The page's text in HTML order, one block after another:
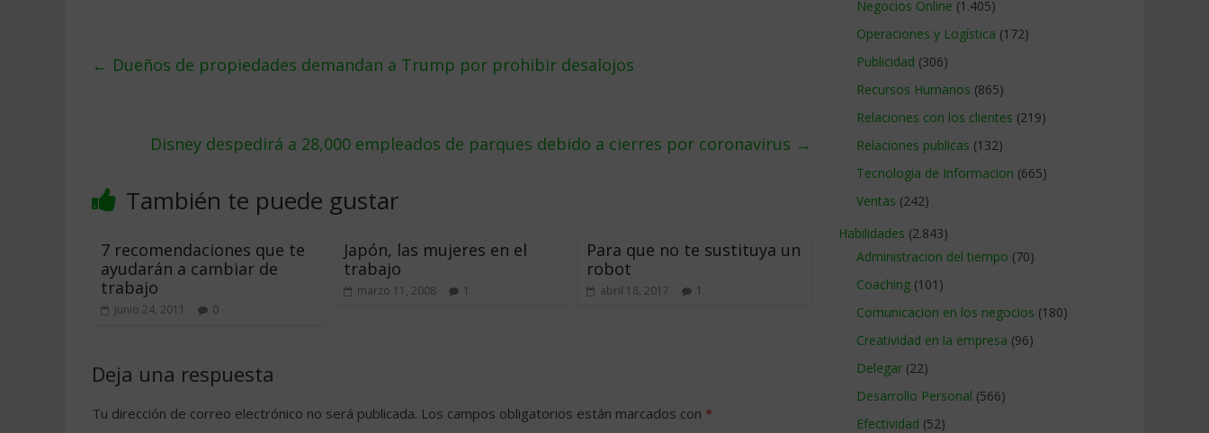
← Dueños de propiedades demandan a Trump por prohibir desalojos
Disney despedirá a 28,000 empleados de parques debido a cierres por coronavirus →
También te puede gustar
7 recomendaciones que te
ayudarán a cambiar de
trabajo
junio 24, 2011 0
Japón, las mujeres en el
trabajo
marzo 11, 2008 1
Para que no te sustituya un
robot
abril 18, 2017 1
Deja una respuesta
Tu dirección de correo electrónico no será publicada. Los campos obligatorios están marcados con *
Negocios Online (1.405)
Operaciones y Logística (172)
Publicidad (306)
Recursos Humanos (865)
Relaciones con los clientes (219)
Relaciones publicas (132)
Tecnologia de Informacion (665)
Ventas (242)
Habilidades (2.843)
Administracion del tiempo (70)
Coaching (101)
Comunicacion en los negocios (180)
Creatividad en la empresa (96)
Delegar (22)
Desarrollo Personal (566)
Efectividad (52)